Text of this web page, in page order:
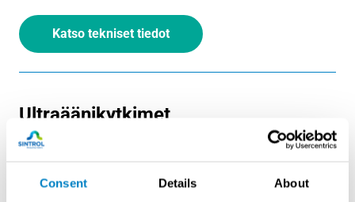
Consent Details About
Katso tekniset tiedot
Ultraäänikytkimet
Ultraäänikytkimessä on värisevä pää ja vastaanottava
pääsee läpi ja kytkin lähettää viestin olevansa